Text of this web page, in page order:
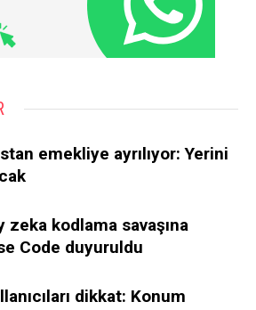
emekliye ayrılıyor: Yerini
zeka kodlama savaşına
Code duyuruldu
dikkat: Konum